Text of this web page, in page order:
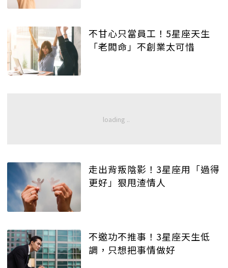
不甘心只當員工！5星座天生
「老闆命」不創業太可惜
走出背叛陰影！3星座用「過得
更好」狠甩渣情人
不邀功不推事！3星座天生低
調，只想把事情做好